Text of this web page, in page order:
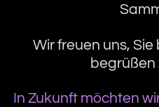
Wir freuen uns,
begrüßen
In Zukunft möchten